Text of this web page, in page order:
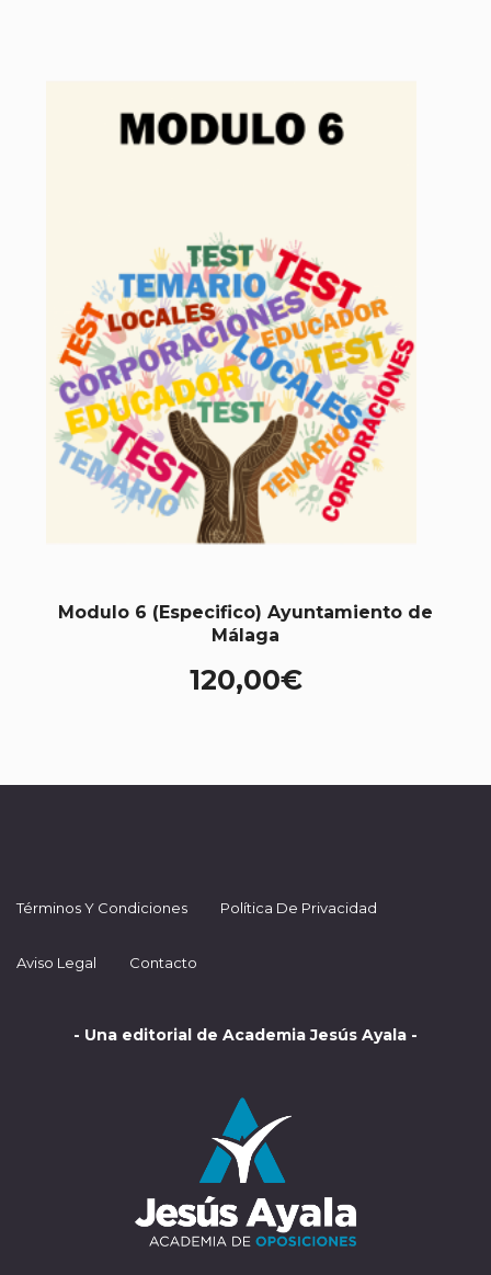
Modulo 6 (Especifico) Ayuntamiento de
Málaga
120,00€
Términos Y Condiciones Política De Privacidad
Aviso Legal Contacto
- Una editorial de Academia Jesús Ayala -